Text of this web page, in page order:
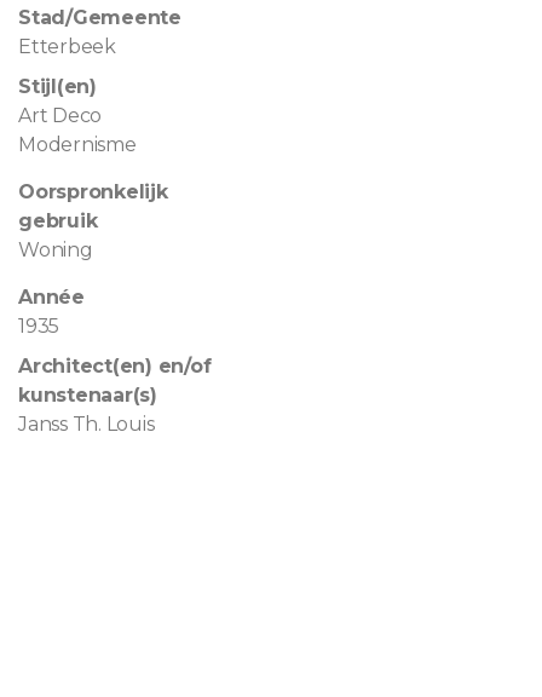
Stad/Gemeente
Etterbeek
Stijl(en)
Art Deco
Modernisme
Oorspronkelijk
gebruik
Woning
Année
1935
Architect(en) en/of
kunstenaar(s)
Janss Th. Louis